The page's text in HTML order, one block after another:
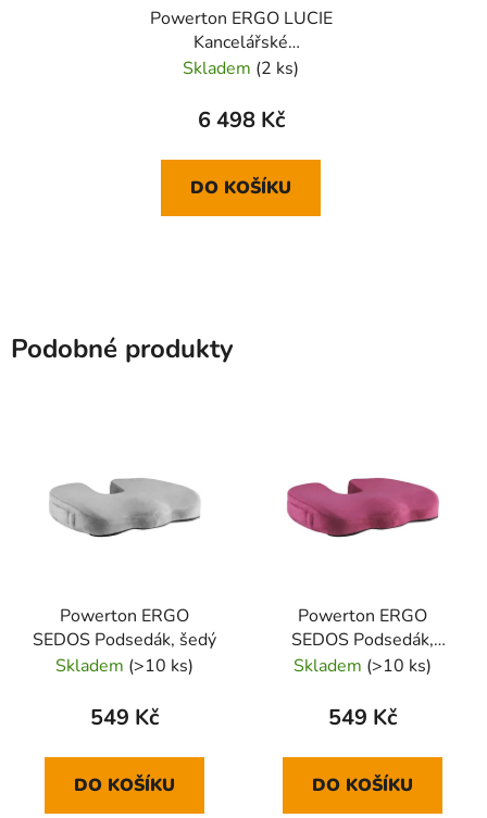
Powerton ERGO LUCIE
Kancelářské
ergonomické křeslo,
Skladem (2 ks)
6 498 Kč
DO KOŠÍKU
Podobné produkty
Powerton ERGO
SEDOS Podsedák, šedý
Skladem (>10 ks)
549 Kč
DO KOŠÍKU
Powerton ERGO
SEDOS Podsedák,
vínově červený
Skladem (>10 ks)
549 Kč
DO KOŠÍKU